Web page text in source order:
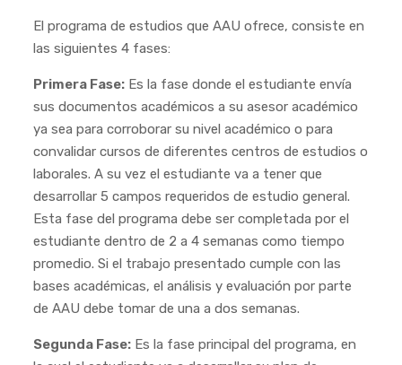
El programa de estudios que AAU ofrece, consiste en
las siguientes 4 fases:
Primera Fase:Es la fase donde el estudiante envía
sus documentos académicos a su asesor académico
ya sea para corroborar su nivel académico o para
convalidar cursos de diferentes centros de estudios o
laborales. A su vez el estudiante va a tener que
desarrollar 5 campos requeridos de estudio general.
Esta fase del programa debe ser completada por el
estudiante dentro de 2 a 4 semanas como tiempo
promedio. Si el trabajo presentado cumple con las
bases académicas, el análisis y evaluación por parte
de AAU debe tomar de una a dos semanas.
Segunda Fase:Es la fase principal del programa, en